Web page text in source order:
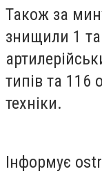
Також за
знищили 1
типів та 116
техніки.
Інформує